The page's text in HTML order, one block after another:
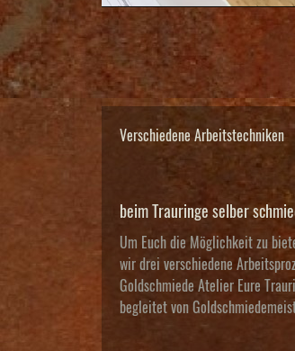
Verschiedene Arbeitstechniken
beim Trauringe selber
Um Euch die Möglichkeit zu
wir drei verschiedene
Goldschmiede Atelier Eure
begleitet von